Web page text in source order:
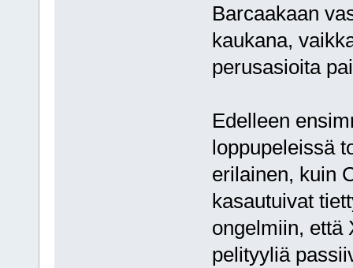
Barcaakaan
kaukana,
perusasioita
Edelleen
loppupeleissä
erilainen, kuin
kasautuivat
ongelmiin, että
pelityyliä